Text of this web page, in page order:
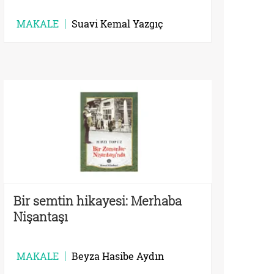
MAKALE Suavi Kemal Yazgıç
Bir semtin hikayesi: Merhaba
Nişantaşı
MAKALE Beyza Hasibe Aydın